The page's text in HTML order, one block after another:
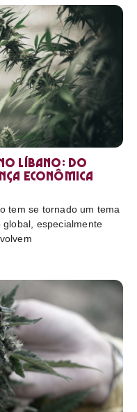
Líbano: do
econômica
tem se tornado um tema
especialmente